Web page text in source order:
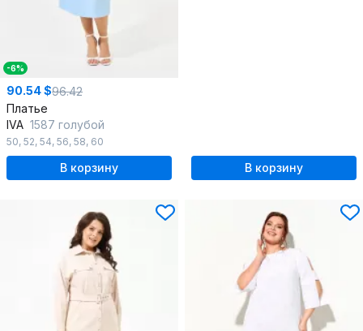
-6%
90.54 $96.42
Платье
IVA 1587 голубой
50, 52, 54, 56, 58, 60
В корзину В корзину